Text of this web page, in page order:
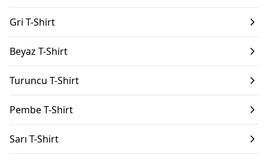
Gri T-Shirt
Beyaz T-Shirt
Turuncu T-Shirt
Pembe T-Shirt
Sarı T-Shirt